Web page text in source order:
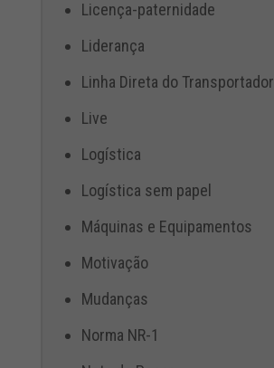
Licença-paternidade
Liderança
Linha Direta do Transportador
Live
Logística
Logística sem papel
Máquinas e Equipamentos
Motivação
Mudanças
Norma NR-1